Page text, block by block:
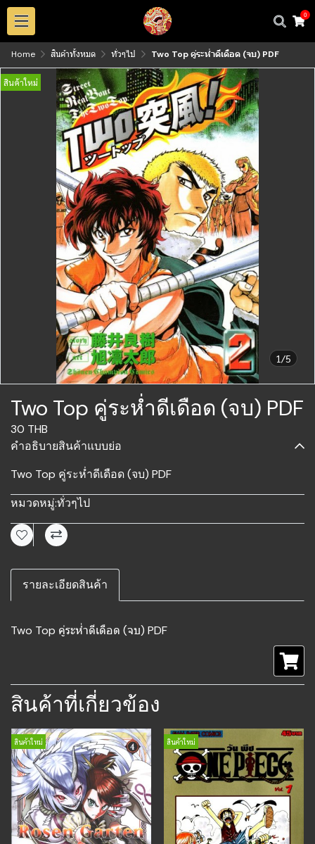
0
Home สินค้าทั้งหมด ทั่วๆไป Two Top คู่ระห่ำดีเดือด (จบ) PDF
1/5
สินค้าใหม่
Two Top คู่ระห่ำดีเดือด (จบ) PDF
30 THB
คำอธิบายสินค้าแบบย่อ
Two Top คู่ระห่ำดีเดือด (จบ) PDF
หมวดหมู่:ทั่วๆไป
รายละเอียดสินค้า
Two Top คู่ระห่ำดีเดือด (จบ) PDF
สินค้าที่เกี่ยวข้อง
สินค้าใหม่ สินค้าใหม่